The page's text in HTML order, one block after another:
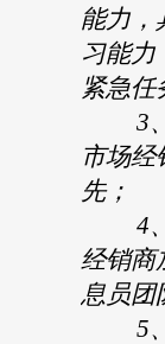
能力，
习能力
紧急任
3、
市场经
先；
4、
经销商
息员团
5、